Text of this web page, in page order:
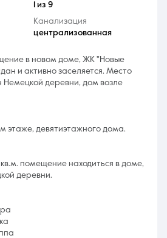
с 08:30 до 20:00
1 из 9
Канализация
централизованная
в новом доме, ЖК "Новые
и активно заселяется. Место
деревни, дом возле
этаже, девятиэтажного дома.
помещение находиться в доме,
деревни.